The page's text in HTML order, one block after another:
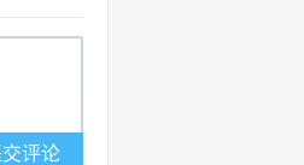
评论